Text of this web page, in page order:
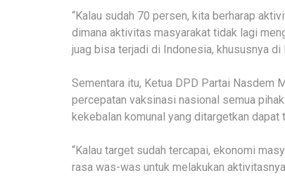
“Kalau sudah 70 persen, kita berharap
dimana aktivitas masyarakat tidak lagi
juag bisa terjadi di Indonesia, khususnya di
Sementara itu, Ketua DPD Partai Nasdem
percepatan vaksinasi nasional semua
kekebalan komunal yang ditargetkan dapat
“Kalau target sudah tercapai, ekonomi
rasa was-was untuk melakukan